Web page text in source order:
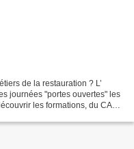
de la restauration ? L’
journées "portes ouvertes" les
les formations, du CAP